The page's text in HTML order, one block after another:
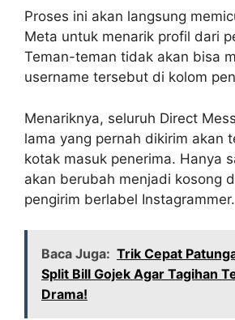
Proses ini akan langsung
Meta untuk menarik profil dari
Teman-teman tidak akan bisa
username tersebut di kolom
Menariknya, seluruh Direct
lama yang pernah dikirim akan
kotak masuk penerima. Hanya
akan berubah menjadi kosong
pengirim berlabel Instagrammer.
Baca Juga: Trik Cepat
Split Bill Gojek Agar Tagihan
Drama!